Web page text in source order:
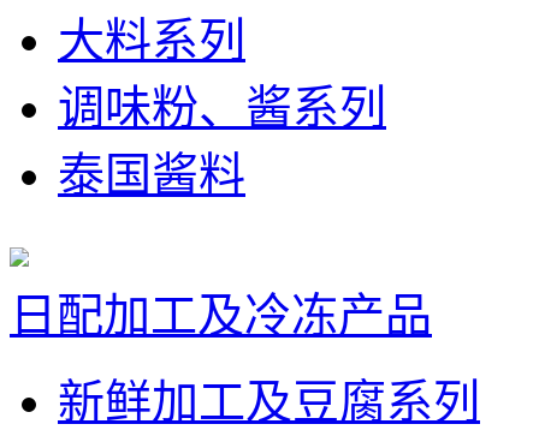
大料系列
调味粉、酱系列
泰国酱料
日配加工及冷冻产品
新鲜加工及豆腐系列